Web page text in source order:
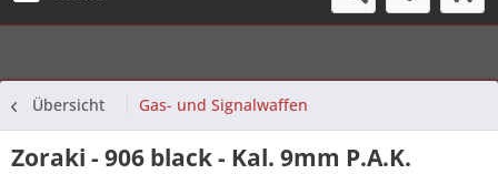
Übersicht Gas- und Signalwaffen
Zoraki - 906 black - Kal. 9mm P.A.K.